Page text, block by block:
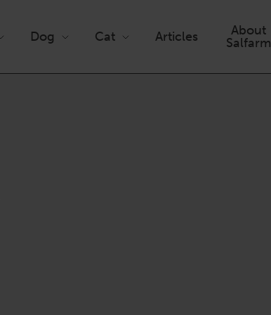
Dog Cat Articles
About
Salfarm